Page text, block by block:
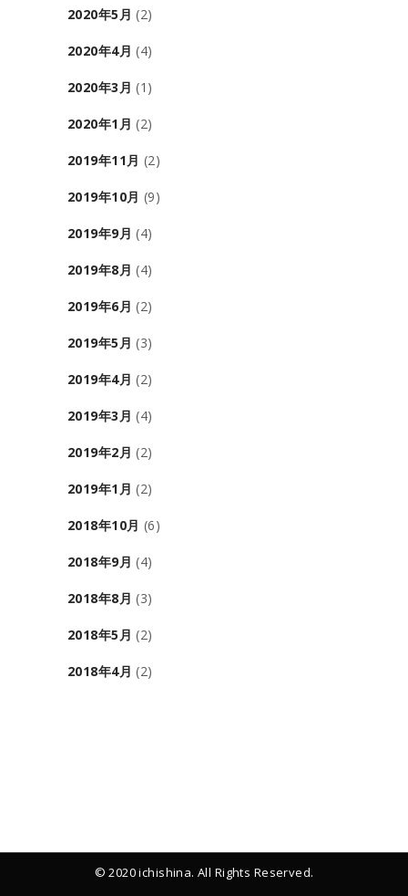
2020年5月 (2)
2020年4月 (4)
2020年3月 (1)
2020年1月 (2)
2019年11月 (2)
2019年10月 (9)
2019年9月 (4)
2019年8月 (4)
2019年6月 (2)
2019年5月 (3)
2019年4月 (2)
2019年3月 (4)
2019年2月 (2)
2019年1月 (2)
2018年10月 (6)
2018年9月 (4)
2018年8月 (3)
2018年5月 (2)
2018年4月 (2)
© 2020 ichishina. All Rights Reserved.